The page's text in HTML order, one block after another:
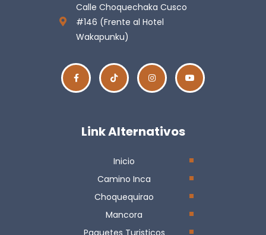
Calle Choquechaka Cusco
#146 (Frente al Hotel
Wakapunku)
Link Alternativos
Inicio
Camino Inca
Choquequirao
Mancora
Paquetes Turisticos